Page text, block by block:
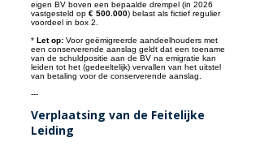
eigen BV boven een bepaalde drempel (in 2026
vastgesteld op € 500.000) belast als fictief regulier
voordeel in box 2.
* Let op: Voor geëmigreerde aandeelhouders met
een conserverende aanslag geldt dat een toename
van de schuldpositie aan de BV na emigratie kan
leiden tot het (gedeeltelijk) vervallen van het uitstel
van betaling voor de conserverende aanslag.
---
Verplaatsing van de Feitelijke
Leiding